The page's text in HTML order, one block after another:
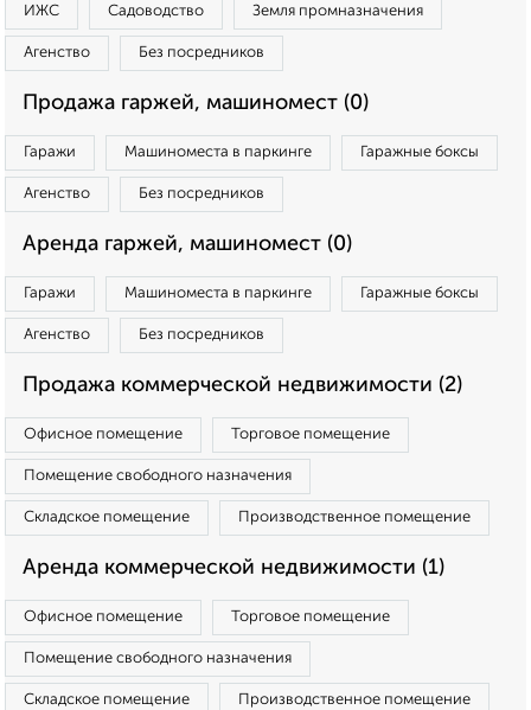
ИЖС Садоводство Земля промназначения
Агенство Без посредников
Продажа гаржей, машиномест (0)
Гаражи Машиноместа в паркинге Гаражные боксы
Агенство Без посредников
Аренда гаржей, машиномест (0)
Гаражи Машиноместа в паркинге Гаражные боксы
Агенство Без посредников
Продажа коммерческой недвижимости (2)
Офисное помещение Торговое помещение
Помещение свободного назначения
Складское помещение Производственное помещение
Аренда коммерческой недвижимости (1)
Офисное помещение Торговое помещение
Помещение свободного назначения
Складское помещение Производственное помещение